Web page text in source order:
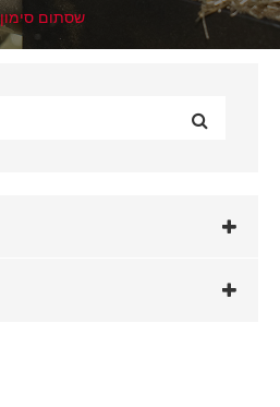
שסתום סימון